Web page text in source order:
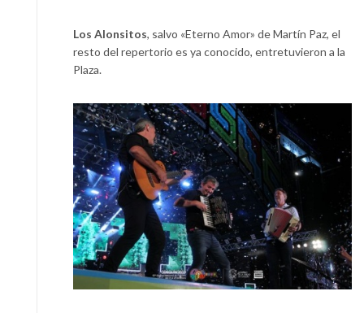
Los Alonsitos, salvo «Eterno Amor» de Martín Paz, el
resto del repertorio es ya conocido, entretuvieron a la
Plaza.